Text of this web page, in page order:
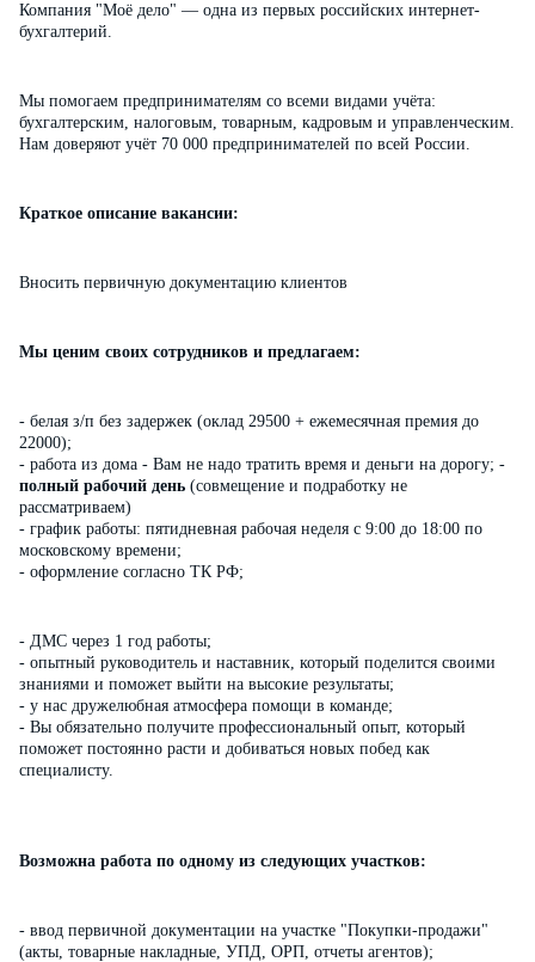
Компания "Моё дело" — одна из первых российских интернет-
бухгалтерий.
Мы помогаем предпринимателям со всеми видами учёта:
бухгалтерским, налоговым, товарным, кадровым и управленческим.
Нам доверяют учёт 70 000 предпринимателей по всей России.
Краткое описание вакансии:
Вносить первичную документацию клиентов
Мы ценим своих сотрудников и предлагаем:
- белая з/п без задержек (оклад 29500 + ежемесячная премия до
22000);
- работа из дома - Вам не надо тратить время и деньги на дорогу; -
полный рабочий день (совмещение и подработку не
рассматриваем)
- график работы: пятидневная рабочая неделя с 9:00 до 18:00 по
московскому времени;
- оформление согласно ТК РФ;
- ДМС через 1 год работы;
- опытный руководитель и наставник, который поделится своими
знаниями и поможет выйти на высокие результаты;
- у нас дружелюбная атмосфера помощи в команде;
- Вы обязательно получите профессиональный опыт, который
поможет постоянно расти и добиваться новых побед как
специалисту.
Возможна работа по одному из следующих участков:
- ввод первичной документации на участке "Покупки-продажи"
(акты, товарные накладные, УПД, ОРП, отчеты агентов);